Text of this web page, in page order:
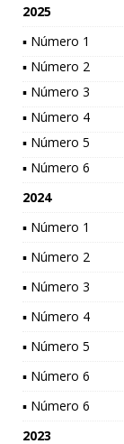
2025
▪ Número 1
▪ Número 2
▪ Número 3
▪ Número 4
▪ Número 5
▪ Número 6
2024
▪ Número 1
▪ Número 2
▪ Número 3
▪ Número 4
▪ Número 5
▪ Número 6
▪ Número 6
2023